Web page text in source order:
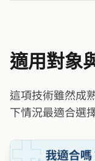
適用對象
這項技術雖然成
下情況最適合選